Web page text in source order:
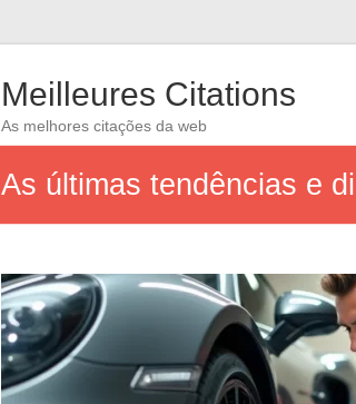
Meilleures Citations
As melhores citações da web
As últimas tendências e